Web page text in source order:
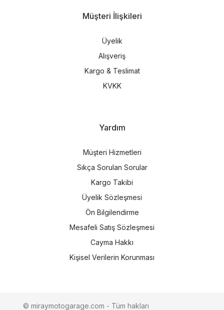
Müşteri İlişkileri
Üyelik
Alışveriş
Kargo & Teslimat
KVKK
Yardım
Müşteri Hizmetleri
Sıkça Sorulan Sorular
Kargo Takibi
Üyelik Sözleşmesi
Ön Bilgilendirme
Mesafeli Satış Sözleşmesi
Cayma Hakkı
Kişisel Verilerin Korunması
© miraymotogarage.com - Tüm hakları